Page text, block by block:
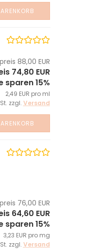
88,00 EUR
74,80 EUR
sparen 15%
2,49 EUR pro ml
zzgl. Versand
76,00 EUR
64,60 EUR
sparen 15%
3,23 EUR pro mg
zzgl. Versand